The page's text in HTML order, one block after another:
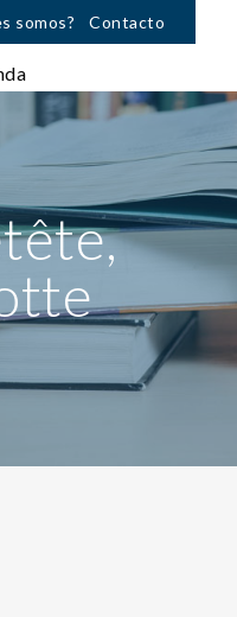
somos? Contacto